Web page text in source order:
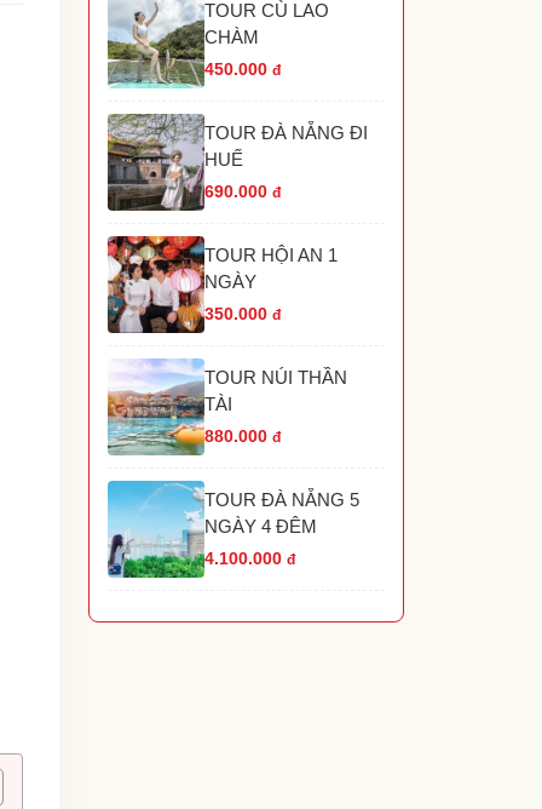
TOUR HÒN MÓNG TAY PHÚ QUỐC
HÒN THƠM PHÚ QUỐC
TOUR THAM QUAN GRAND WORLD PHÚ
TOUR HANG RÁI VĨNH HY NHA TRANG
TOUR THÁC YANG BAY NHA TRANG
TOUR CÙ LAO
CHÀM
450.000 đ
TOUR ĐÀ NẴNG ĐI
HUẾ
690.000 đ
TOUR HỘI AN 1
NGÀY
350.000 đ
TOUR NÚI THẦN
TÀI
880.000 đ
TOUR ĐÀ NẴNG 5
NGÀY 4 ĐÊM
4.100.000 đ